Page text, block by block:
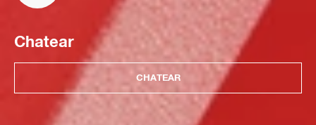
Chatear
CHATEAR